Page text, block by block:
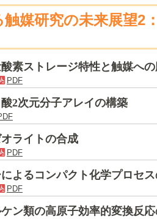
媒研究の未来展望2
素ストレージ特性と触媒への
PDF
2次元分子アレイの構築
ライトの合成
PDF
よるコンパクト化学プロセ
PDF
ン類の高原子効率的変換反